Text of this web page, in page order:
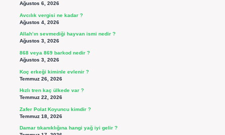
Ağustos 6, 2026
Avcılık vergisi ne kadar ?
Ağustos 4, 2026
Allah’ın sevmediği hayvan ismi nedir ?
Ağustos 3, 2026
868 veya 869 barkod nedir ?
Ağustos 3, 2026
Koç erkeği kiminle evlenir ?
Temmuz 26, 2026
Hızlı tren kaç ülkede var ?
Temmuz 22, 2026
Zafer Polat Koyuncu kimdir ?
Temmuz 18, 2026
Damar tıkanıklığına hangi yağ iyi gelir ?